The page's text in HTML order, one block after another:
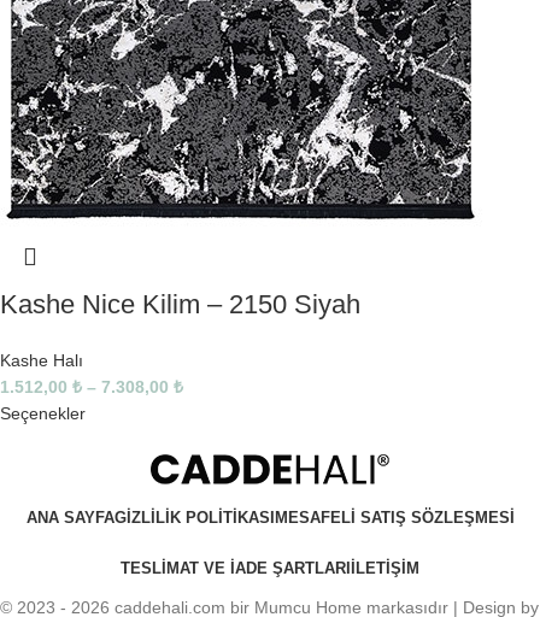
Kashe Nice Kilim – 2150 Siyah
Kashe Halı
1.512,00 ₺ – 7.308,00 ₺
Seçenekler
ANA SAYFAGIZLILIK POLITIKASIMESAFELI SATIŞ SÖZLEŞMESI
TESLIMAT VE IADE ŞARTLARIİLETIŞIM
© 2023 - 2026 caddehali.com bir Mumcu Home markasıdır | Design by